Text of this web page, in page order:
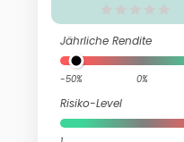
Jährliche Rendite
-50% 0%
Risiko-Level